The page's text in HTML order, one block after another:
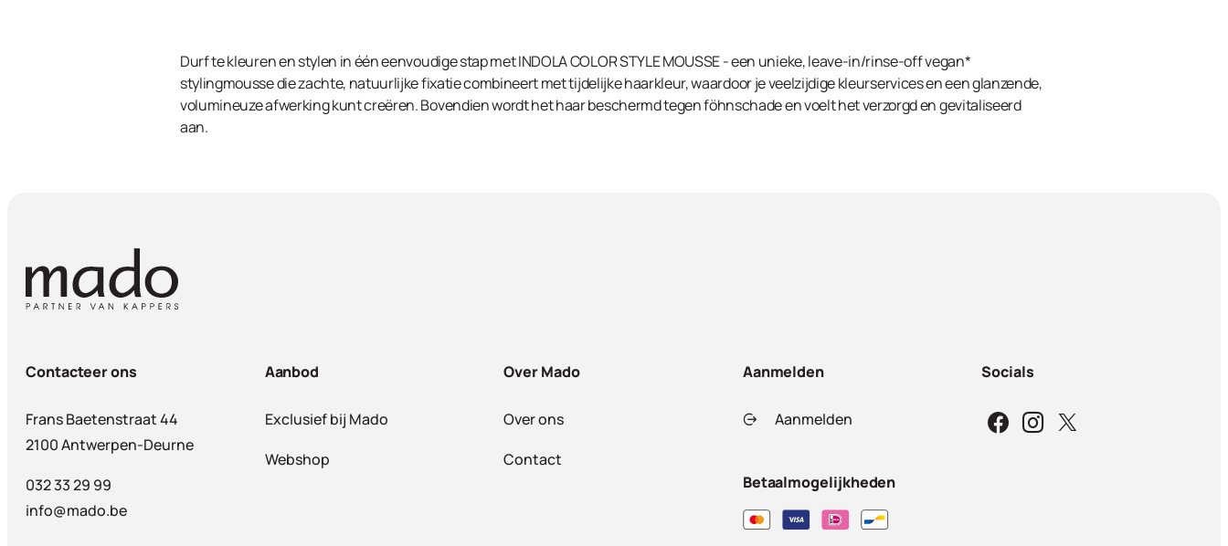
Durf te kleuren en stylen in één eenvoudige stap met INDOLA COLOR STYLE MOUSSE - een unieke, leave-in/rinse-off vegan*
stylingmousse die zachte, natuurlijke fixatie combineert met tijdelijke haarkleur, waardoor je veelzijdige kleurservices en een glanzende,
volumineuze afwerking kunt creëren. Bovendien wordt het haar beschermd tegen föhnschade en voelt het verzorgd en gevitaliseerd
aan.
Contacteer ons
Frans Baetenstraat 44
2100 Antwerpen-Deurne
032 33 29 99
info@mado.be
Aanbod
Exclusief bij Mado
Webshop
Over Mado
Over ons
Contact
Aanmelden
Aanmelden
Betaalmogelijkheden
Socials